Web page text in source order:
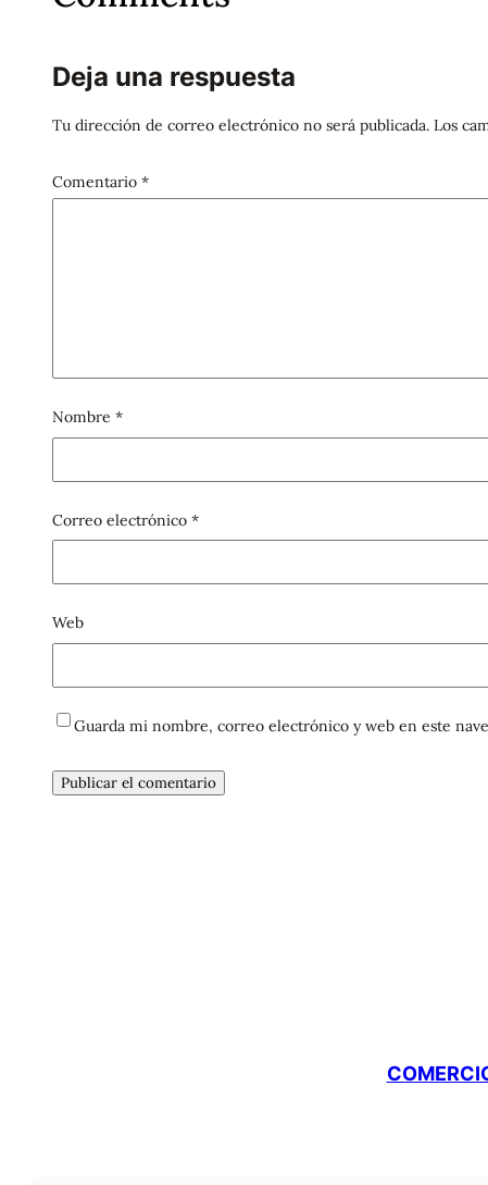
Deja una respuesta
Tu dirección de correo electrónico no será publicada. Los
Comentario *
Nombre *
Correo electrónico *
Web
Guarda mi nombre, correo electrónico y web en este